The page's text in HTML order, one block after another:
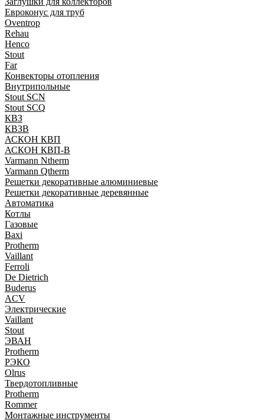
Евроконус для труб
Oventrop
Rehau
Henco
Stout
Far
Конвекторы отопления
Внутрипольные
Stout SCN
Stout SCQ
КВЗ
КВЗВ
АСКОН КВП
АСКОН КВП-В
Varmann Ntherm
Varmann Qtherm
Решетки декоративные алюминиевые
Решетки декоративные деревянные
Автоматика
Котлы
Газовые
Baxi
Protherm
Vaillant
Ferroli
De Dietrich
Buderus
ACV
Электрические
Vaillant
Stout
ЭВАН
Protherm
РЭКО
Olrus
Твердотопливные
Protherm
Rommer
Монтажные инструменты